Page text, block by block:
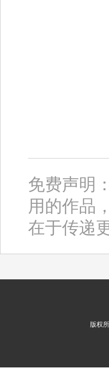
免费声明
用的作品
在于传递
版权